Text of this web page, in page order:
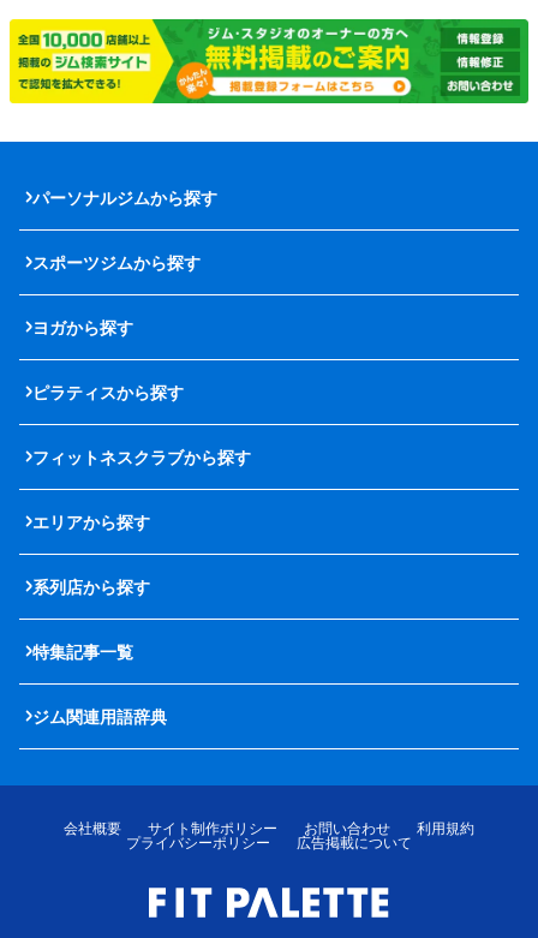
パーソナルジムから探す
スポーツジムから探す
ヨガから探す
ピラティスから探す
フィットネスクラブから探す
エリアから探す
系列店から探す
特集記事一覧
ジム関連用語辞典
会社概要 サイト制作ポリシー お問い合わせ
利用規約
プライバシーポリシー
広告掲載について